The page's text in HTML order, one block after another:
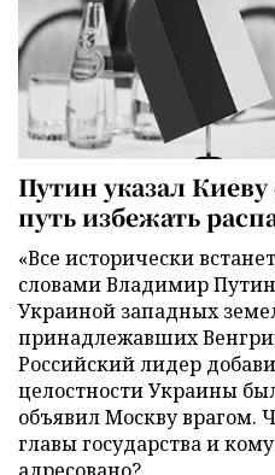
Путин указал
путь избежать
«Все исторически
словами Владимир
Украиной западных
принадлежавших
Российский лидер
целостности Украины
объявил Москву врагом.
главы государства и